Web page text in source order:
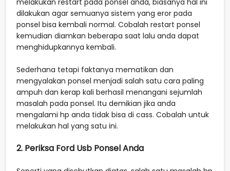
dilakukan agar semuanya sistem yang eror pada
ponsel bisa kembali normal. Cobalah restart ponsel
kemudian diamkan beberapa saat lalu anda dapat
menghidupkannya kembali.
Sederhana tetapi faktanya mematikan dan
mengyalakan ponsel menjadi salah satu cara paling
ampuh dan kerap kali berhasil menangani sejumlah
masalah pada ponsel. Itu demikian jika anda
mengalami hp anda tidak bisa di cass. Cobalah untuk
melakukan hal yang satu ini.
2. Periksa Ford Usb Ponsel Anda